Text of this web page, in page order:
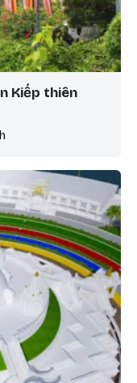
Kiếp thiên